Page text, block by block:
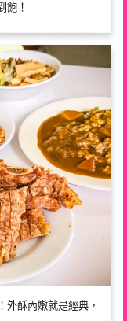
飽！
外酥內嫩就是經典，